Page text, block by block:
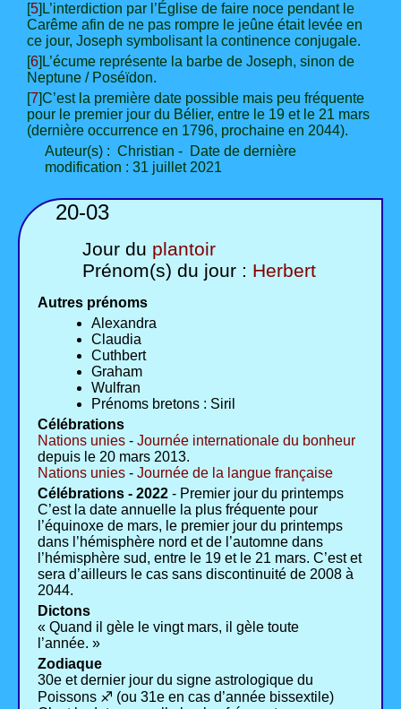
[5]L’interdiction par l’Église de faire noce pendant le
Carême afin de ne pas rompre le jeûne était levée en
ce jour, Joseph symbolisant la continence conjugale.
[6]L’écume représente la barbe de Joseph, sinon de
Neptune / Poséïdon.
[7]C’est la première date possible mais peu fréquente
pour le premier jour du Bélier, entre le 19 et le 21 mars
(dernière occurrence en 1796, prochaine en 2044).
Auteur(s) : Christian - Date de dernière
modification : 31 juillet 2021
20-03
Jour du plantoir
Prénom(s) du jour : Herbert
Autres prénoms
Alexandra
Claudia
Cuthbert
Graham
Wulfran
Prénoms bretons : Siril
Célébrations
Nations unies - Journée internationale du bonheur
depuis le 20 mars 2013.
Nations unies - Journée de la langue française
Célébrations - 2022 - Premier jour du printemps
C’est la date annuelle la plus fréquente pour
l’équinoxe de mars, le premier jour du printemps
dans l’hémisphère nord et de l’automne dans
l’hémisphère sud, entre le 19 et le 21 mars. C’est et
sera d’ailleurs le cas sans discontinuité de 2008 à
2044.
Dictons
« Quand il gèle le vingt mars, il gèle toute
l’année. »
Zodiaque
30e et dernier jour du signe astrologique du
Poissons ♐ (ou 31e en cas d’année bissextile)